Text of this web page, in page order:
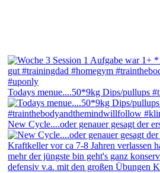
Todays menue....50*9kg Dips/pullups
New Cycle....oder genauer gesagt der